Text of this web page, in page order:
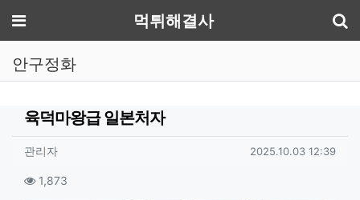
메뉴 먹튀해결사
안구정화
육덕마왕급 일본처자
작성자 정보
관리자작성 작성일
2025.10.03 12:39
컨텐츠 정보
1,873